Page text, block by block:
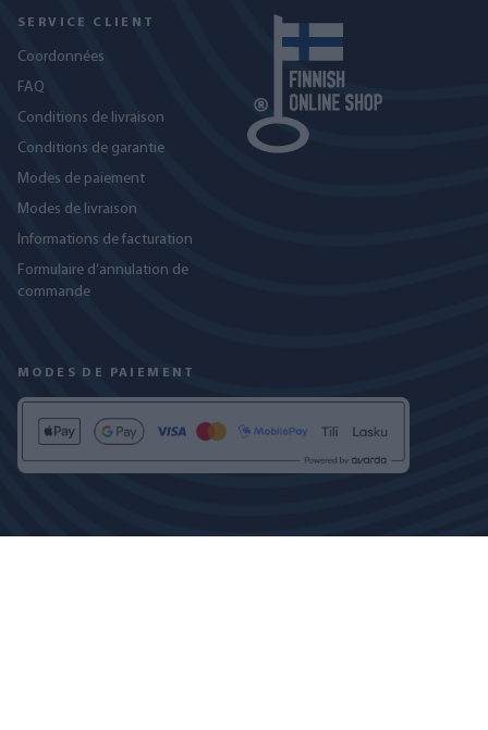
SERVICE CLIENT
Coordonnées
FAQ
Conditions de livraison
Conditions de garantie
Modes de paiement
Modes de livraison
Informations de facturation
Formulaire d’annulation de
commande
MODES DE PAIEMENT